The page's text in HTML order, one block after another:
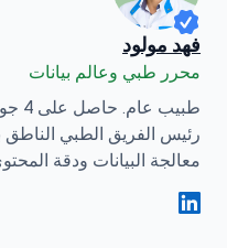
فهد مولود
محرر طبي وعالم بيانات
رئيس الفريق الطبي
معالجة البيانات ودقة